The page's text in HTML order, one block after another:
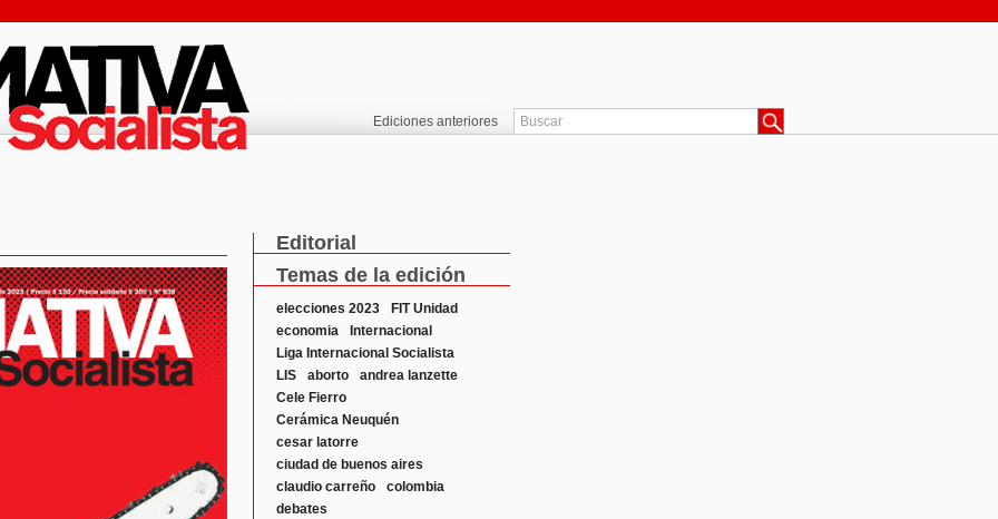
Ediciones anteriores
Editorial
Temas de la edición
elecciones 2023
FIT Unidad
economia
Internacional
Liga Internacional Socialista
LIS
aborto
andrea lanzette
Cele Fierro
Cerámica Neuquén
cesar latorre
ciudad de buenos aires
claudio carreño
colombia
debates